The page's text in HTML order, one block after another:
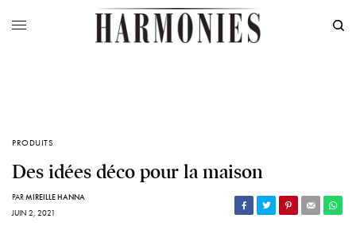
PRODUITS
Des idées déco pour la maison
PARMIREILLE HANNA
JUIN 2, 2021